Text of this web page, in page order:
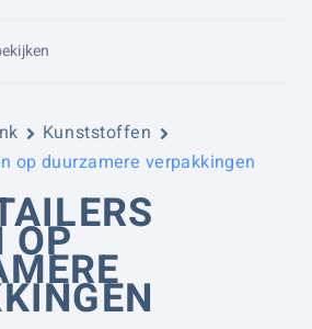
Kunststoffen
op duurzamere verpakkingen
OP